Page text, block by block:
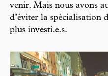
venir. Mais nous avons
d’éviter la spécialisation
plus investi.e.s.